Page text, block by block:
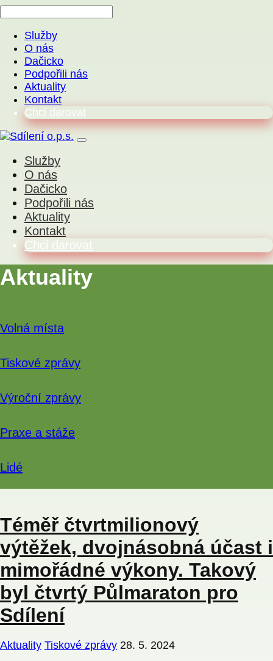
Služby
O nás
Dačicko
Podpořili nás
Aktuality
Kontakt
Chci darovat
Služby
O nás
Dačicko
Podpořili nás
Aktuality
Kontakt
Chci darovat
Aktuality
Volná místa
Tiskové zprávy
Výroční zprávy
Praxe a stáže
Lidé
Téměř čtvrtmilionový
výtěžek, dvojnásobná účast i
mimořádné výkony. Takový
byl čtvrtý Půlmaraton pro
Sdílení
Aktuality Tiskové zprávy 28. 5. 2024